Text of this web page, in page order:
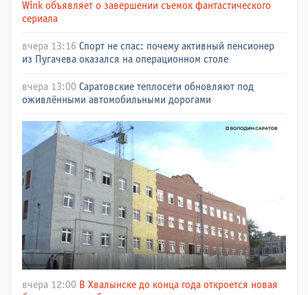
Wink объявляет о завершении съемок фантастического
сериала
вчера 13:16 Спорт не спас: почему активный пенсионер
из Пугачева оказался на операционном столе
вчера 13:00 Саратовские теплосети обновляют под
оживлёнными автомобильными дорогами
вчера 12:00 В Хвалынске до конца года откроется новая